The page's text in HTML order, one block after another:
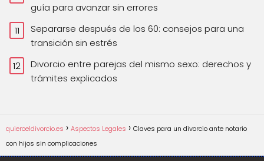
guía para avanzar sin errores
Separarse después de los 60: consejos para una
transición sin estrés
Divorcio entre parejas del mismo sexo: derechos y
trámites explicados
quieroeldivorcio.es Aspectos Legales
Claves para un divorcio ante notario
con hijos sin complicaciones